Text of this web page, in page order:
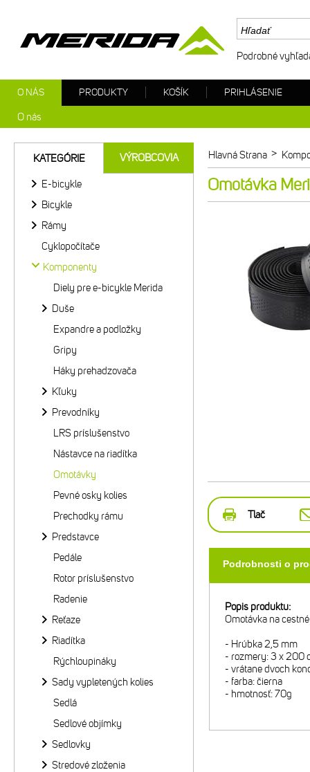
Hlavná Strana >
Omotávka
Tlač
Podrobnosti o
Popis produktu:
Omotávka na
- Hrúbka 2,5 mm
- rozmery: 3 x 200
- vrátane dvoch
- farba: čierna
- hmotnosť: 70g
KATEGÓRIE VÝROBCOVIA
E-bicykle
Bicykle
Rámy
Cyklopočítače
Komponenty
Diely pre e-bicykle Merida
Duše
Expandre a podložky
Gripy
Háky prehadzovača
Kľuky
Prevodníky
LRS príslušenstvo
Nástavce na riadítka
Omotávky
Pevné osky kolies
Prechodky rámu
Predstavce
Pedále
Rotor príslušenstvo
Radenie
Reťaze
Riadítka
Rýchloupináky
Sady vypletených kolies
Sedlá
Sedlové objímky
Sedlovky
Stredové zloženia
Podrobné
O NÁS
O nás
PRODUKTY KOŠÍK PRIHLÁSENIE